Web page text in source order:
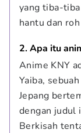
yang tiba-
hantu dan
2. Apa itu
Anime KNY
Yaiba,
Jepang
dengan judul
Berkisah